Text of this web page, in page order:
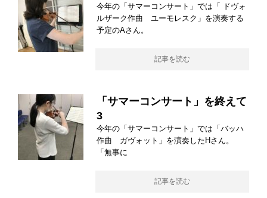
今年の「サマーコンサート」では「 ドヴォ
ルザーク作曲 ユーモレスク」を演奏する
予定のAさん。
記事を読む
「サマーコンサート」を終えて
3
今年の「サマーコンサート」では「バッハ
作曲 ガヴォット」を演奏したHさん。
「無事に
記事を読む